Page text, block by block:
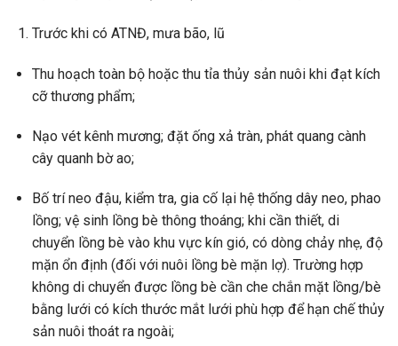
Trước khi có ATNĐ, mưa bão, lũ
Thu hoạch toàn bộ hoặc thu tỉa thủy sản nuôi khi đạt kích
cỡ thương phẩm;
Nạo vét kênh mương; đặt ống xả tràn, phát quang cành
cây quanh bờ ao;
Bố trí neo đậu, kiểm tra, gia cố lại hệ thống dây neo, phao
lồng; vệ sinh lồng bè thông thoáng; khi cần thiết, di
chuyển lồng bè vào khu vực kín gió, có dòng chảy nhẹ, độ
mặn ổn định (đối với nuôi lồng bè mặn lợ). Trường hợp
không di chuyển được lồng bè cần che chắn mặt lồng/bè
bằng lưới có kích thước mắt lưới phù hợp để hạn chế thủy
sản nuôi thoát ra ngoài;